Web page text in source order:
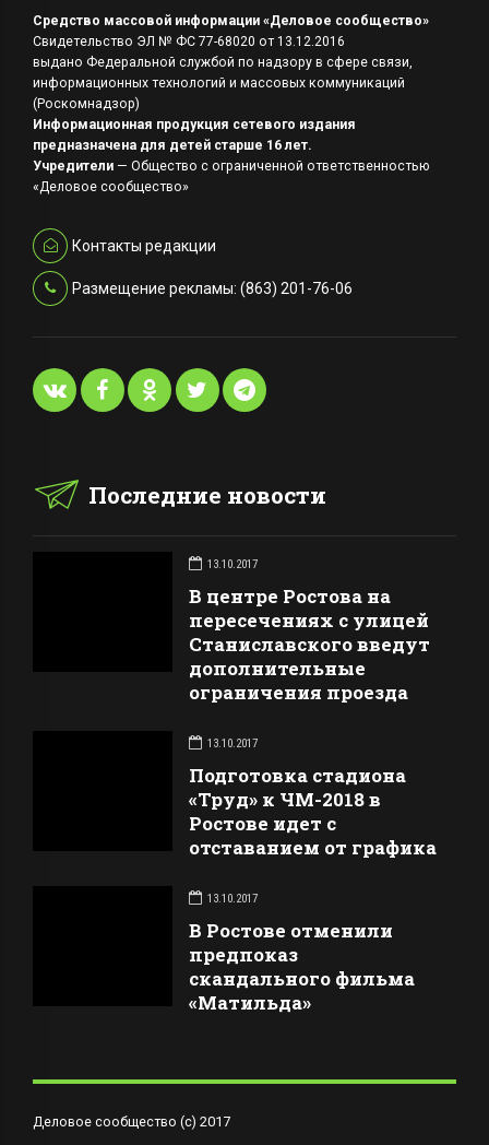
Средство массовой информации «Деловое сообщество»
Свидетельство ЭЛ № ФС 77-68020 от 13.12.2016
выдано Федеральной службой по надзору в сфере связи,
информационных технологий и массовых коммуникаций
(Роскомнадзор)
Информационная продукция сетевого издания
предназначена для детей старше 16 лет.
Учредители — Общество с ограниченной ответственностью
«Деловое сообщество»
Контакты редакции
Размещение рекламы: (863) 201-76-06
Последние новости
13.10.2017
В центре Ростова на
пересечениях с улицей
Станиславского введут
дополнительные
ограничения проезда
13.10.2017
Подготовка стадиона
«Труд» к ЧМ-2018 в
Ростове идет с
отставанием от графика
13.10.2017
В Ростове отменили
предпоказ
скандального фильма
«Матильда»
Деловое сообщество (с) 2017